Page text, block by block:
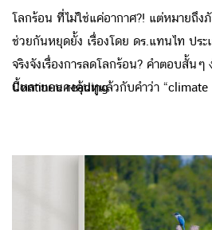
มีส่วนช่วยให้ไทยบรรลุเป้าหมายสำคัญที่จ
ได้ในปี 2050 และปล่อยก๊าซเรือนกระจ
2065…
โลกร้อน ที่ไม่ใช่แค่อากาศ?! แต่หมายถึง
ช่วยกันหยุดยั้ง เรื่องโดย ดร.แทนไท ประ
จริงจังเรื่องการลดโลกร้อน? คำตอบสั้น
นี้หลายคนคงคุ้นหูแล้วกับคำว่า “climate
เพราะว่าโลกร้อนไม่ได้หมายถึงแค่เดิน
2 องศา เหงื่อออกมากขึ้นอีกนิด จั๊กกะแ
ค่าไฟเปิดแอร์มากขึ้นก็จะจบ แต่โลกร้อน
การเพิ่มทวีคูณของ ฝนตกหนัก น้ำท่วม พ
Continue reading